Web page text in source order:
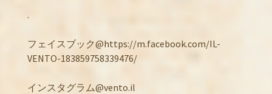
.
フェイスブック@https://m.facebook.com/IL-
VENTO-183859758339476/
インスタグラム@vento.il